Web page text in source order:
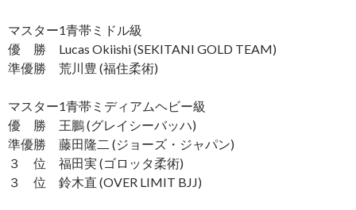
マスター1青帯ミドル級
優 勝 Lucas Okiishi (SEKITANI GOLD TEAM)
準優勝 荒川豊 (福住柔術)
マスター1青帯ミディアムヘビー級
優 勝 王鵬 (グレイシーバッハ)
準優勝 藤田隆二 (ジョーズ・ジャパン)
３ 位 福田実 (ゴロッタ柔術)
３ 位 鈴木直 (OVER LIMIT BJJ)